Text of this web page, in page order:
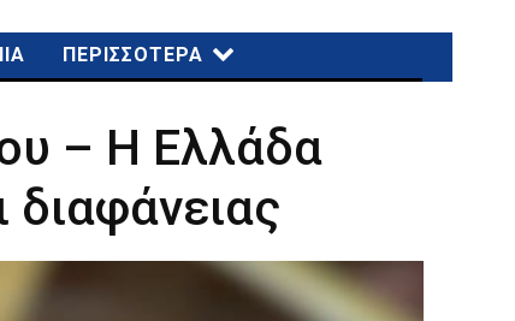
ΠΕΡΙΣΣΟΤΕΡΑ
– Η Ελλάδα